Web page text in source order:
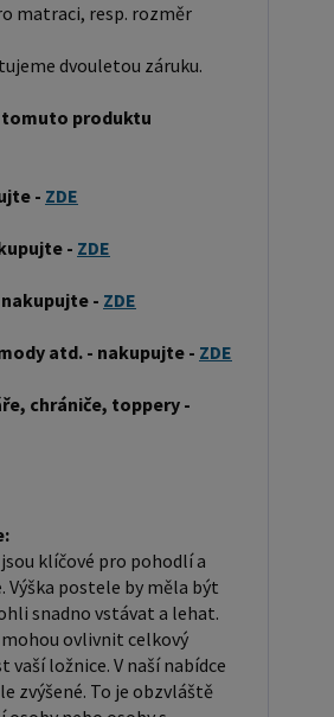
odstínu. Tento
používán v nábytkářství,
postelí nebo knihoven.
jsou oblíbené pro svůj
Klasická
roštu a matrace. Rám
z různých materiálů,
je položena na rošt a může
materiálů, včetně pěny,
postele. Matrace se
výroby na matrace z PUR
sendvičové matrace,
Matrace mohou být
(H2, H3), tvrdé nebo velmi
matrace je důležitý faktor,
a podporu, kterou matrace
matrace je důležité zvážit
matraci, resp. rozměr
dvouletou záruku.
tomuto produktu
- ZDE
- ZDE
- ZDE
atd. - nakupujte - ZDE
chrániče, toppery -
klíčové pro pohodlí a
Výška postele by měla být
snadno vstávat a lehat.
ovlivnit celkový
vaší ložnice. V naší nabídce
zvýšené. To je obzvláště